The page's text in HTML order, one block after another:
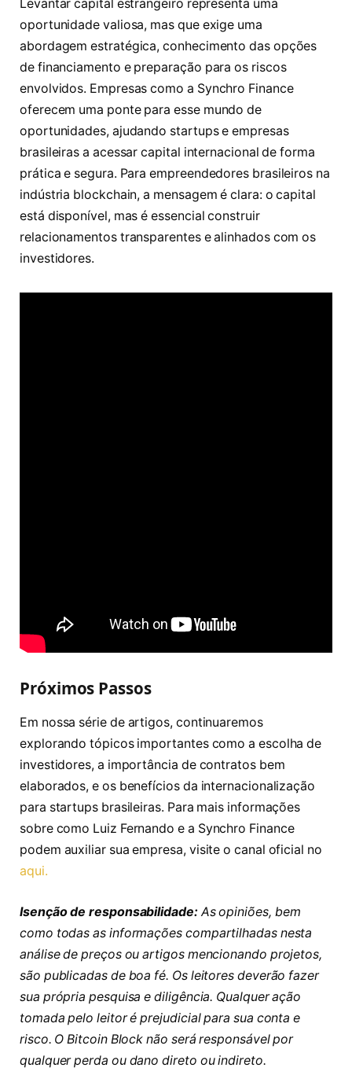
Levantar capital estrangeiro representa uma
oportunidade valiosa, mas que exige uma
abordagem estratégica, conhecimento das opções
de financiamento e preparação para os riscos
envolvidos. Empresas como a Synchro Finance
oferecem uma ponte para esse mundo de
oportunidades, ajudando startups e empresas
brasileiras a acessar capital internacional de forma
prática e segura. Para empreendedores brasileiros na
indústria blockchain, a mensagem é clara: o capital
está disponível, mas é essencial construir
relacionamentos transparentes e alinhados com os
investidores.
Próximos Passos
Em nossa série de artigos, continuaremos
explorando tópicos importantes como a escolha de
investidores, a importância de contratos bem
elaborados, e os benefícios da internacionalização
para startups brasileiras. Para mais informações
sobre como Luiz Fernando e a Synchro Finance
podem auxiliar sua empresa, visite o canal oficial no
aqui.
Isenção de responsabilidade: As opiniões, bem
como todas as informações compartilhadas nesta
análise de preços ou artigos mencionando projetos,
são publicadas de boa fé. Os leitores deverão fazer
sua própria pesquisa e diligência. Qualquer ação
tomada pelo leitor é prejudicial para sua conta e
risco. O Bitcoin Block não será responsável por
qualquer perda ou dano direto ou indireto.